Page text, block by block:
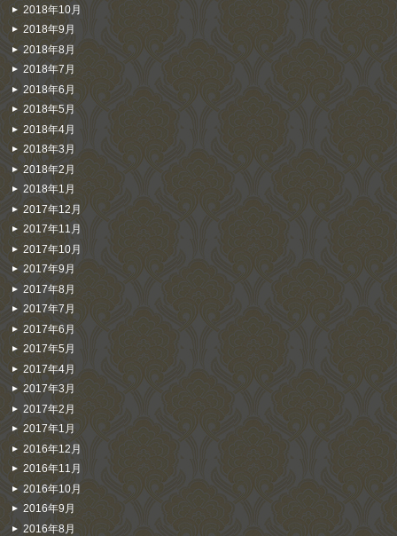
2018年10月
2018年9月
2018年8月
2018年7月
2018年6月
2018年5月
2018年4月
2018年3月
2018年2月
2018年1月
2017年12月
2017年11月
2017年10月
2017年9月
2017年8月
2017年7月
2017年6月
2017年5月
2017年4月
2017年3月
2017年2月
2017年1月
2016年12月
2016年11月
2016年10月
2016年9月
2016年8月